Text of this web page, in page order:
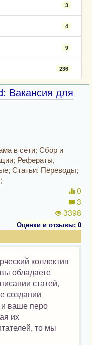
3
4
9
236
Вакансия для
в сети; Сбор и
Рефераты,
Статьи; Переводы;
0
3
3398
Оценки и отзывы: 0
коллектив
обладаете
статей,
создании
ваше перо
их
то мы